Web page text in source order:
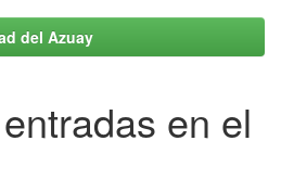
del Azuay
en el